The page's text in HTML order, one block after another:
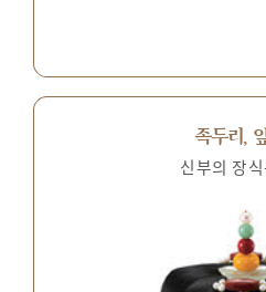
족두리,
신부의 장